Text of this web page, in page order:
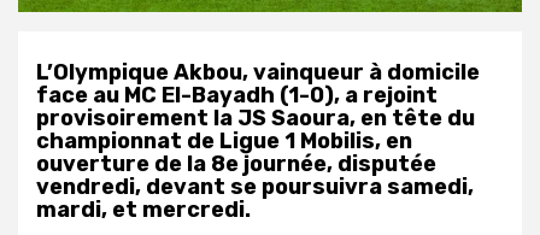
L’Olympique Akbou, vainqueur à domicile
face au MC El-Bayadh (1-0), a rejoint
provisoirement la JS Saoura, en tête du
championnat de Ligue 1 Mobilis, en
ouverture de la 8e journée, disputée
vendredi, devant se poursuivra samedi,
mardi, et mercredi.